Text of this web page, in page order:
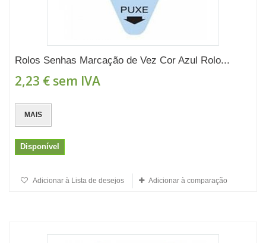
Rolos Senhas Marcação de Vez Cor Azul Rolo...
2,23 € sem IVA
MAIS
Disponível
Adicionar à Lista de desejos Adicionar à comparação